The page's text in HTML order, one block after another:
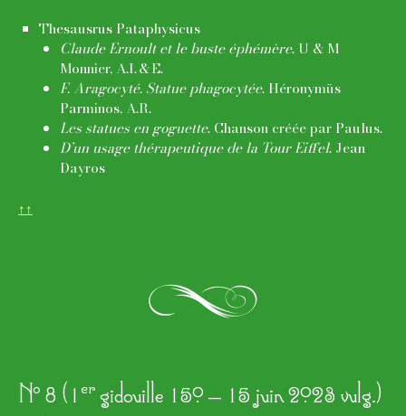
Thesausrus Pataphysicus
Claude Ernoult et le buste éphémère. U & M
Monnier, A.I. & E.
F. Aragocyté. Statue phagocytée. Héronymüs
Parminos, A.R.
Les statues en goguette. Chanson créée par Paulus.
D’un usage thérapeutique de la Tour Eiffel. Jean
Dayros
↑↑
k
No 8 (1ergidouille 150 – 15 juin 2023 vulg.)